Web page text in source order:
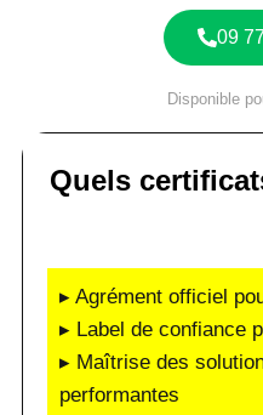
09
Disponible
Quels
▸ Agrément officiel
▸ Label de confiance
▸ Maîtrise des
performantes